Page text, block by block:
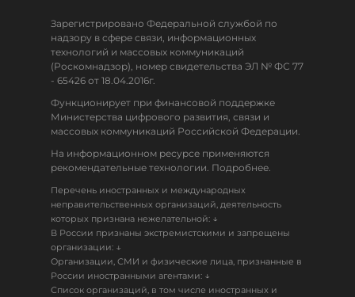
Зарегистрировано Федеральной службой по
надзору в сфере связи, информационных
технологий и массовых коммуникаций
(Роскомнадзор), номер свидетельства ЭЛ № ФС 77
- 65426 от 18.04.2016г.
Функционирует при финансовой поддержке
Министерства цифрового развития, связи и
массовых коммуникаций Российской Федерации.
На информационном ресурсе применяются
рекомендательные технологии. Подробнее.
Перечень иностранных и международных
неправительственных организаций, деятельность
которых признана нежелательной: ↓
В России признаны экстремистскими и запрещены
организации: ↓
Организации, СМИ и физические лица, признанные в
России иностранными агентами: ↓
Список организаций, в том числе иностранных и